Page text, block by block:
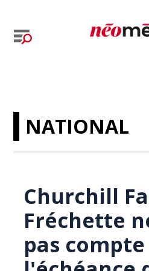
NATIONAL
Churchill
Fréchette
pas